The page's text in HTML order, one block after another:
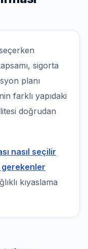
sigorta
planı
farklı yapıdaki
doğrudan
nasıl seçilir
gerekenler
kıyaslama